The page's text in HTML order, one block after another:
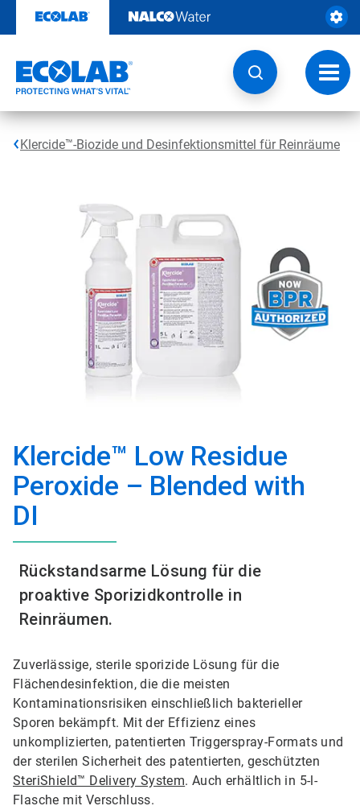
Inhalt
Klercide™-Biozide und Desinfektionsmittel für Reinräume
Klercide™ Low Residue
Peroxide – Blended with
DI
Rückstandsarme Lösung für die
proaktive Sporizidkontrolle in
Reinräumen.
Zuverlässige, sterile sporizide Lösung für die
Flächendesinfektion, die die meisten
Kontaminationsrisiken einschließlich bakterieller
Sporen bekämpft. Mit der Effizienz eines
unkomplizierten, patentierten Triggerspray-Formats und
der sterilen Sicherheit des patentierten, geschützten
SteriShield™ Delivery System. Auch erhältlich in 5-l-
Flasche mit Verschluss.